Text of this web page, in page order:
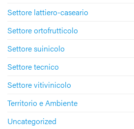
Settore lattiero-caseario
Settore ortofrutticolo
Settore suinicolo
Settore tecnico
Settore vitivinicolo
Territorio e Ambiente
Uncategorized